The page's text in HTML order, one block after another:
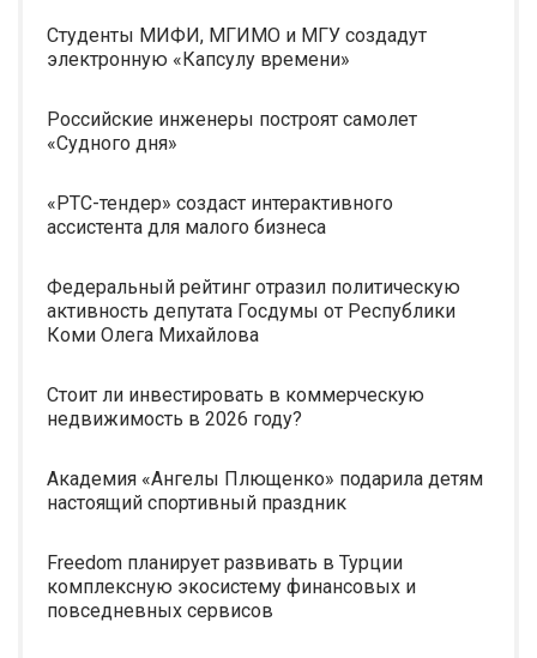
Студенты МИФИ, МГИМО и МГУ создадут
электронную «Капсулу времени»
Российские инженеры построят самолет
«Судного дня»
«РТС-тендер» создаст интерактивного
ассистента для малого бизнеса
Федеральный рейтинг отразил политическую
активность депутата Госдумы от Республики
Коми Олега Михайлова
Стоит ли инвестировать в коммерческую
недвижимость в 2026 году?
Академия «Ангелы Плющенко» подарила детям
настоящий спортивный праздник
Freedom планирует развивать в Турции
комплексную экосистему финансовых и
повседневных сервисов